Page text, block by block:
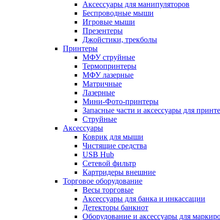
Аксессуары для манипуляторов
Беспроводные мыши
Игровые мыши
Презентеры
Джойстики, трекболы
Принтеры
МФУ струйные
Термопринтеры
МФУ лазерные
Матричные
Лазерные
Мини-Фото-принтеры
Запасные части и аксессуары для
Струйные
Аксессуары
Коврик для мыши
Чистящие средства
USB Hub
Сетевой фильтр
Картридеры внешние
Торговое оборудование
Весы торговые
Аксессуары для банка и инкассации
Детекторы банкнот
Оборудование и аксессуары для